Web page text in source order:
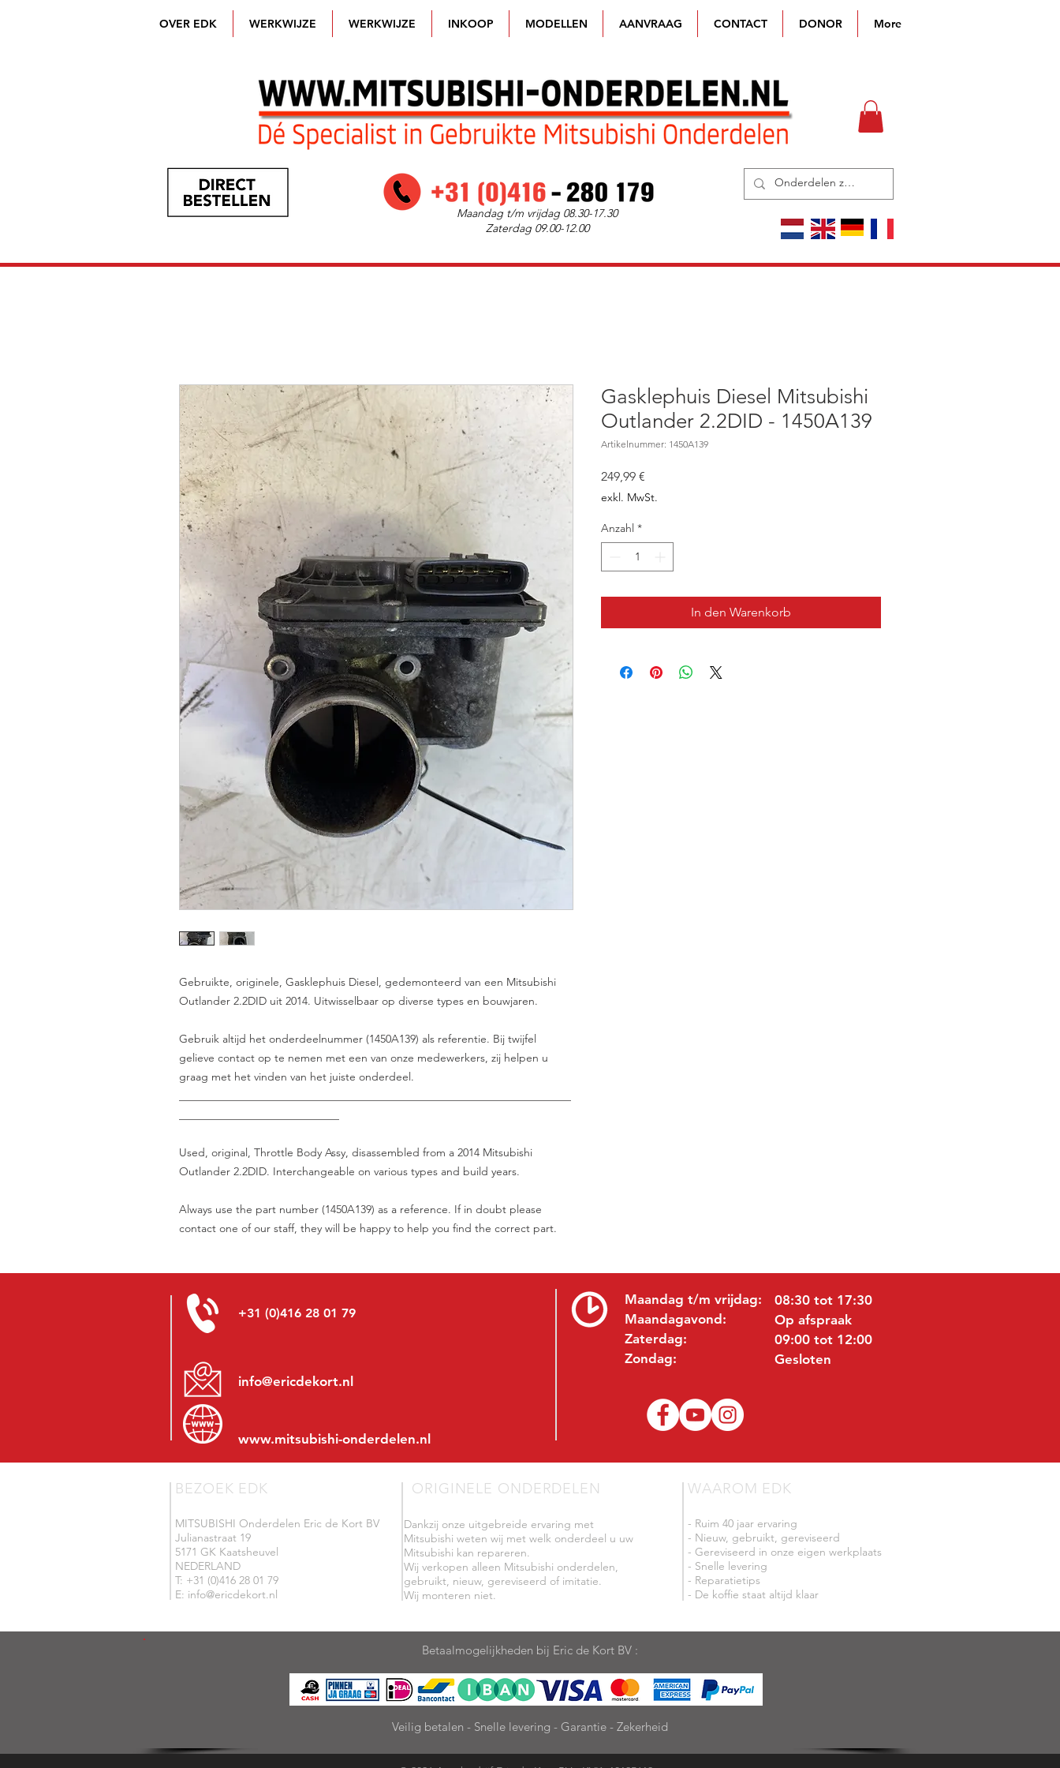
OVER EDK WERKWIJZE WERKWIJZE INKOOP MODELLEN AANVRAAG CONTACT DONOR More
Maandag t/m vrijdag 08.30-17.30
Zaterdag 09.00-12.00
Gebruikte, originele, Gasklephuis Diesel, gedemonteerd van een Mitsubishi
Outlander 2.2DID uit 2014. Uitwisselbaar op diverse types en bouwjaren.
Gebruik altijd het onderdeelnummer (1450A139) als referentie. Bij twijfel
gelieve contact op te nemen met een van onze medewerkers, zij helpen u
graag met het vinden van het juiste onderdeel.
Used, original, Throttle Body Assy, disassembled from a 2014 Mitsubishi
Outlander 2.2DID. Interchangeable on various types and build years.
Always use the part number (1450A139) as a reference. If in doubt please
contact one of our staff, they will be happy to help you find the correct part.
Gasklephuis Diesel Mitsubishi
Outlander 2.2DID - 1450A139
Artikelnummer: 1450A139
249,99 €
exkl. MwSt.
Anzahl *
In den Warenkorb
+31 (0)416 28 01 79
info@ericdekort.nl
www.mitsubishi-onderdelen.nl
Maandag t/m vrijdag:
Maandagavond:
Zaterdag:
Zondag:
08:30 tot 17:30
Op afspraak
09:00 tot 12:00
Gesloten
BEZOEK EDK
MITSUBISHI Onderdelen Eric de Kort BV
Julianastraat 19
5171 GK Kaatsheuvel
NEDERLAND
T: +31 (0)416 28 01 79
E: info@ericdekort.nl
ORIGINELE ONDERDELEN
Dankzij onze uitgebreide ervaring met
Mitsubishi weten wij met welk onderdeel u uw
Mitsubishi kan repareren.
Wij verkopen alleen Mitsubishi onderdelen,
gebruikt, nieuw, gereviseerd of imitatie.
Wij monteren niet.
WAAROM EDK
- Ruim 40 jaar ervaring
- Nieuw, gebruikt, gereviseerd
- Gereviseerd in onze eigen werkplaats
- Snelle levering
- Reparatietips
- De koffie staat altijd klaar
Betaalmogelijkheden bij Eric de Kort BV :
Veilig betalen - Snelle levering - Garantie - Zekerheid